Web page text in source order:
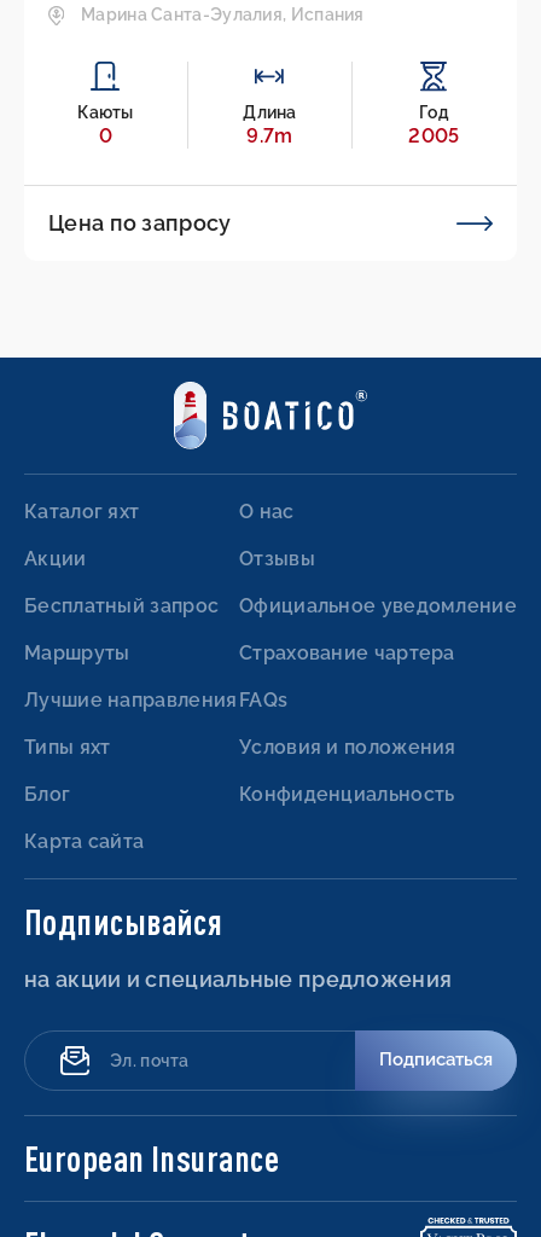
Марина Санта-Эулалия, Испания
Каюты
0
Длина
9.7m
Год
2005
Цена по запросу
Каталог яхт
Акции
Бесплатный запрос
Маршруты
Лучшие направления
Типы яхт
Блог
Карта сайта
О нас
Отзывы
Официальное уведомление
Страхование чартера
FAQs
Условия и положения
Конфиденциальность
Подписывайся
на акции и специальные предложения
Подписаться
European Insurance